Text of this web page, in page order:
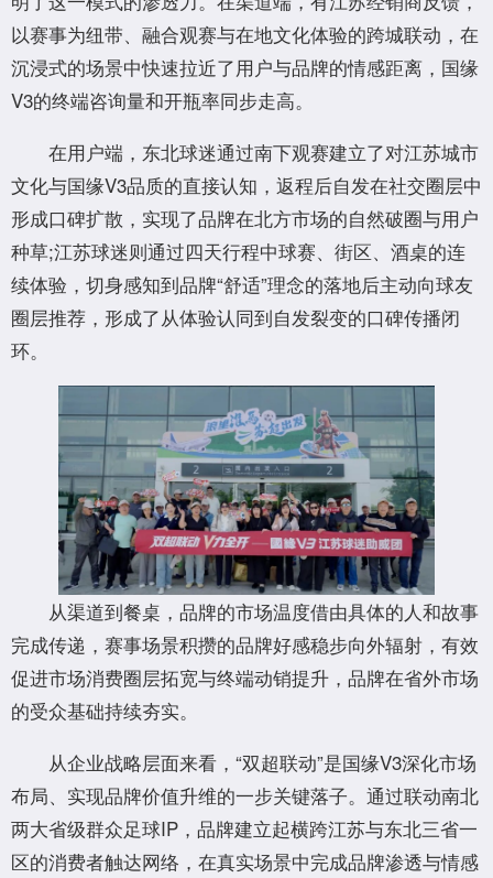
以赛事为纽带、融合观赛与在地文化体验的跨城联动，在
沉浸式的场景中快速拉近了用户与品牌的情感距离，国缘
V3的终端咨询量和开瓶率同步走高。
在用户端，东北球迷通过南下观赛建立了对江苏城市
文化与国缘V3品质的直接认知，返程后自发在社交圈层中
形成口碑扩散，实现了品牌在北方市场的自然破圈与用户
种草;江苏球迷则通过四天行程中球赛、街区、酒桌的连
续体验，切身感知到品牌“舒适”理念的落地后主动向球友
圈层推荐，形成了从体验认同到自发裂变的口碑传播闭
环。
从渠道到餐桌，品牌的市场温度借由具体的人和故事
完成传递，赛事场景积攒的品牌好感稳步向外辐射，有效
促进市场消费圈层拓宽与终端动销提升，品牌在省外市场
的受众基础持续夯实。
从企业战略层面来看，“双超联动”是国缘V3深化市场
布局、实现品牌价值升维的一步关键落子。通过联动南北
两大省级群众足球IP，品牌建立起横跨江苏与东北三省一
区的消费者触达网络，在真实场景中完成品牌渗透与情感